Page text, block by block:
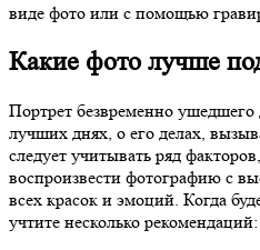
виде фото или с помощью
Какие фото лучше
Портрет безвременно
лучших днях, о его делах,
следует учитывать ряд
воспроизвести фотографию с
всех красок и эмоций. Когда
учтите несколько рекомендаций: